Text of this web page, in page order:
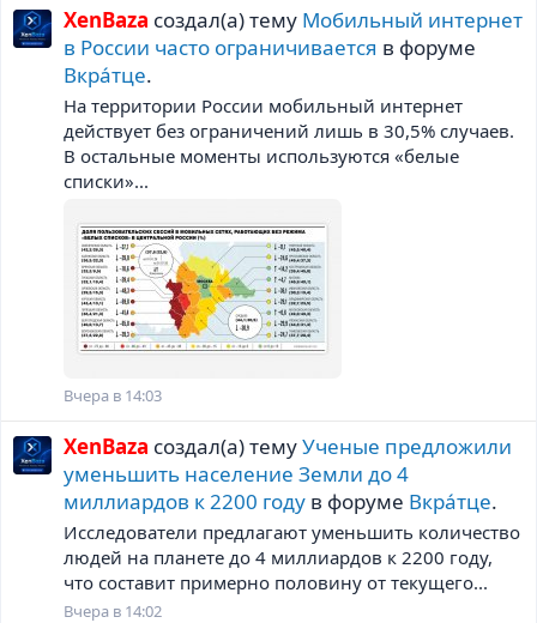
XenBaza создал(а) тему Мобильный интернет
в России часто ограничивается в форуме
Вкра́тце.
На территории России мобильный интернет
действует без ограничений лишь в 30,5% случаев.
В остальные моменты используются «белые
списки»...
Вчера в 14:03
XenBaza создал(а) темуУченые предложили
уменьшить население Земли до 4
миллиардов к 2200 году в форуме Вкра́тце.
Исследователи предлагают уменьшить количество
людей на планете до 4 миллиардов к 2200 году,
что составит примерно половину от текущего...
Вчера в 14:02